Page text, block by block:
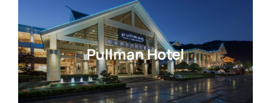
Pullman Hotel